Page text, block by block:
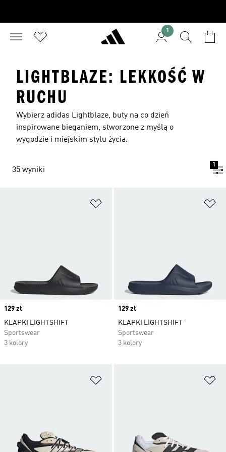
1
LIGHTBLAZE: LEKKOŚĆ W
RUCHU
Wybierz adidas Lightblaze, buty na co dzień
inspirowane bieganiem, stworzone z myślą o
wygodzie i miejskim stylu życia.
35 wyniki
1
Price
129 zł
KLAPKI LIGHTSHIFT
Sportswear
3 kolory
Price
129 zł
KLAPKI LIGHTSHIFT
Sportswear
3 kolory